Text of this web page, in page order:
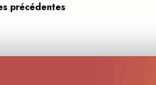
précédentes